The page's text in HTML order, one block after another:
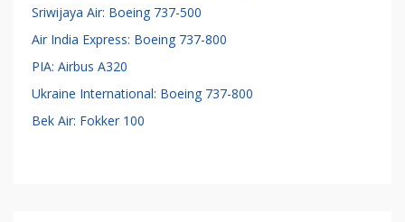
Sriwijaya Air: Boeing 737-500
Air India Express: Boeing 737-800
PIA: Airbus A320
Ukraine International: Boeing 737-800
Bek Air: Fokker 100